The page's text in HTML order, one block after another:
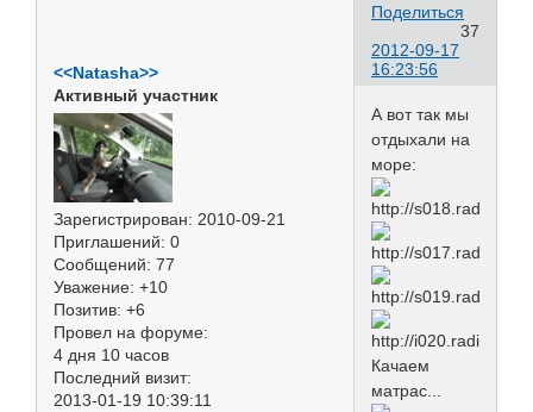
Поделиться
37
2012-09-17
16:23:56
<<Natasha>>
Активный участник
Зарегистрирован: 2010-09-21
Приглашений: 0
Сообщений: 77
Уважение: +10
Позитив: +6
Провел на форуме:
4 дня 10 часов
Последний визит:
2013-01-19 10:39:11
А вот так мы
отдыхали на
море:
Качаем
матрас...